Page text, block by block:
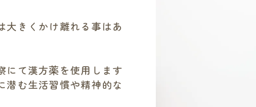
大きくかけ離れる事はあ
にて漢方薬を使用します
潜む生活習慣や精神的な